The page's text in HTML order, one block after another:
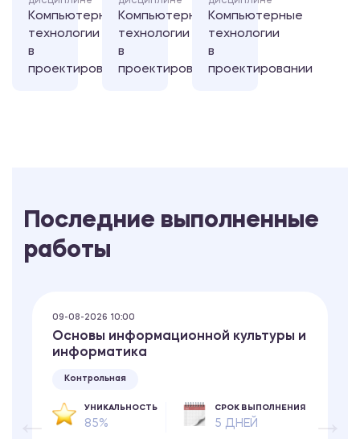
Компьютерные
технологии
в
проектировании
Компьютерные
технологии
в
проектировании
Компьютерные
технологии
в
проектировании
Последние выполненные
работы
09-08-2026 10:00
Основы информационной культуры и
информатика
Контрольная
УНИКАЛЬНОСТЬ
85%
СРОК ВЫПОЛНЕНИЯ
5 ДНЕЙ